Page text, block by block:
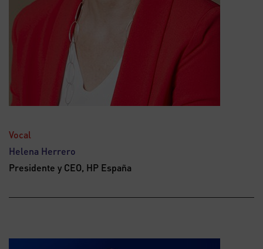
Vocal
Helena Herrero
Presidente y CEO, HP España